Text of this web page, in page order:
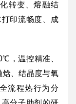
转变、熔融结
印流畅度、成
，温控精准、
焓、结晶度与氧
流程热行为分